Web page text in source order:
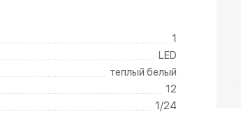
Розетки садово-парковые
1
LED
теплый белый
12
1/24